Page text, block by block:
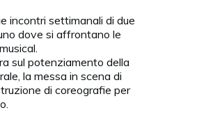
incontri settimanali di due
dove si affrontano le
sul potenziamento della
la messa in scena di
di coreografie per